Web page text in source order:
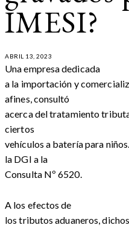
IMESI?
ABRIL 13, 2023
Una empresa dedicada
a la importación y
afines, consultó
acerca del tratamiento
ciertos
vehículos a batería para
la DGI a la
Consulta Nº 6520.
A los efectos de
los tributos aduaneros,